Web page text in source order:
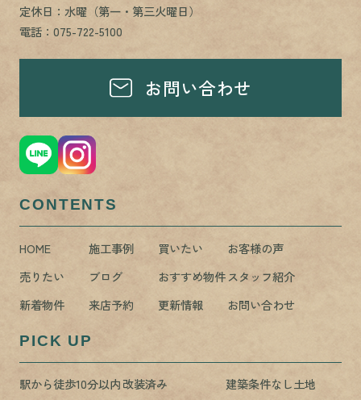
定休日：水曜（第一・第三火曜日）
電話：075-722-5100
お問い合わせ
CONTENTS
HOME 施工事例 買いたい
お客様の声
売りたい
ブログ おすすめ物件スタッフ紹介
新着物件
来店予約 更新情報 お問い合わせ
PICK UP
駅から徒歩10分以内改装済み 建築条件なし土地